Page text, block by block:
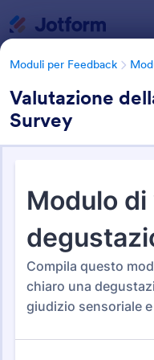
Moduli per Feedback
Valutazione
Survey
Moduli di
Eventi
23 Template
Categorie Template